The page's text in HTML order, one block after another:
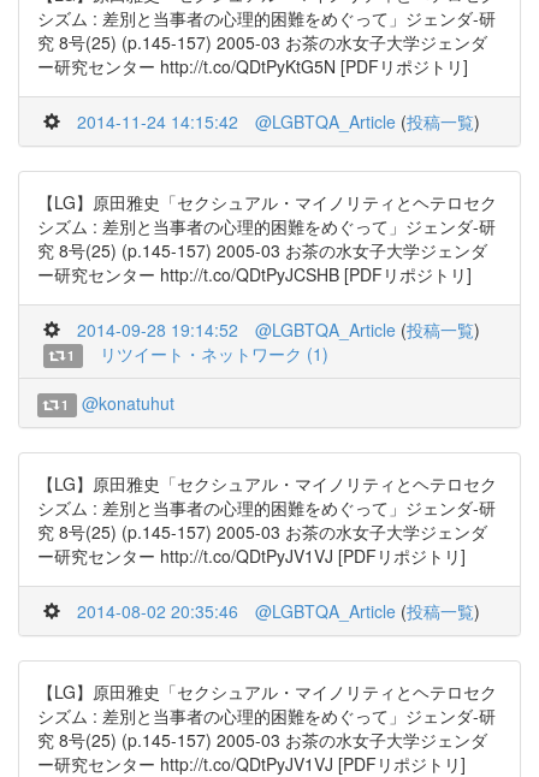
シズム : 差別と当事者の心理的困難をめぐって」ジェンダ-研
究 8号(25) (p.145-157) 2005-03 お茶の水女子大学ジェンダ
ー研究センター http://t.co/QDtPyKtG5N [PDFリポジトリ]
2014-11-24 14:15:42 @LGBTQA_Article (投稿一覧)
【LG】原田雅史「セクシュアル・マイノリティとヘテロセク
シズム : 差別と当事者の心理的困難をめぐって」ジェンダ-研
究 8号(25) (p.145-157) 2005-03 お茶の水女子大学ジェンダ
ー研究センター http://t.co/QDtPyJCSHB [PDFリポジトリ]
2014-09-28 19:14:52 @LGBTQA_Article (投稿一覧)
1 リツイート・ネットワーク (1)
1 @konatuhut
【LG】原田雅史「セクシュアル・マイノリティとヘテロセク
シズム : 差別と当事者の心理的困難をめぐって」ジェンダ-研
究 8号(25) (p.145-157) 2005-03 お茶の水女子大学ジェンダ
ー研究センター http://t.co/QDtPyJV1VJ [PDFリポジトリ]
2014-08-02 20:35:46 @LGBTQA_Article (投稿一覧)
【LG】原田雅史「セクシュアル・マイノリティとヘテロセク
シズム : 差別と当事者の心理的困難をめぐって」ジェンダ-研
究 8号(25) (p.145-157) 2005-03 お茶の水女子大学ジェンダ
ー研究センター http://t.co/QDtPyJV1VJ [PDFリポジトリ]